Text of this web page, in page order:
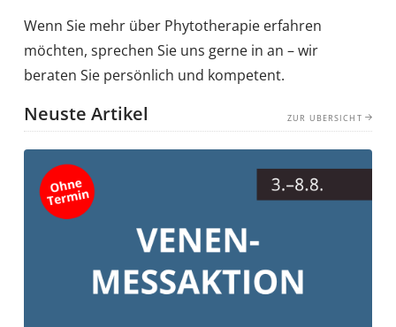
Wenn Sie mehr über Phytotherapie erfahren
möchten, sprechen Sie uns gerne in an – wir
beraten Sie persönlich und kompetent.
Neuste Artikel ZUR ÜBERSICHT